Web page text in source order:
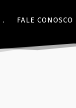
FALE CONOSCO